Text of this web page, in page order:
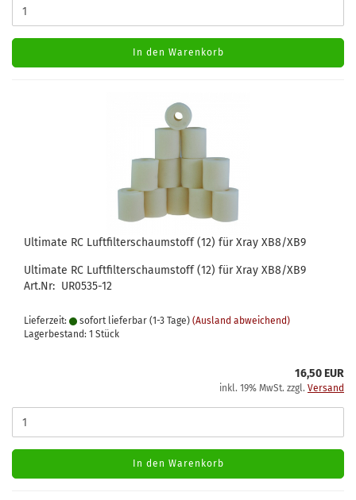
In den Warenkorb
Ultimate RC Luftfilterschaumstoff (12) für Xray XB8/XB9
Ultimate RC Luftfilterschaumstoff (12) für Xray XB8/XB9
Art.Nr: UR0535-12
Lieferzeit: sofort lieferbar (1-3 Tage) (Ausland abweichend)
Lagerbestand: 1 Stück
16,50 EUR
inkl. 19% MwSt. zzgl. Versand
In den Warenkorb